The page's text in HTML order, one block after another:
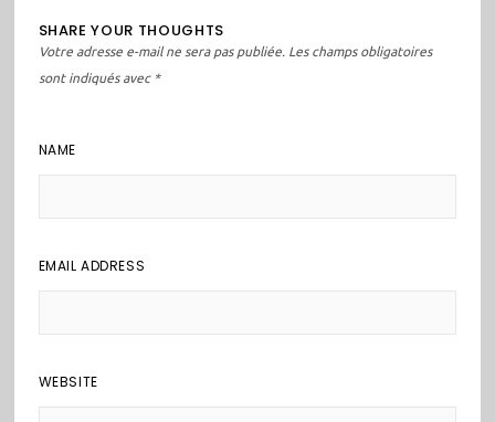
SHARE YOUR THOUGHTS
Votre adresse e-mail ne sera pas publiée. Les champs obligatoires
sont indiqués avec *
NAME
EMAIL ADDRESS
WEBSITE